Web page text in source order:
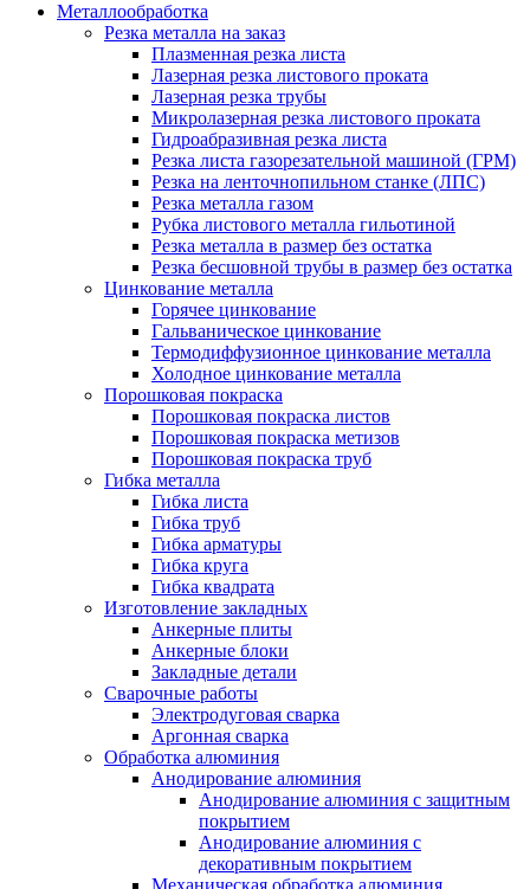
Металлообработка
Резка металла на заказ
Плазменная резка листа
Лазерная резка листового проката
Лазерная резка трубы
Микролазерная резка листового проката
Гидроабразивная резка листа
Резка листа газорезательной машиной (ГРМ)
Резка на ленточнопильном станке (ЛПС)
Резка металла газом
Рубка листового металла гильотиной
Резка металла в размер без остатка
Резка бесшовной трубы в размер без остатка
Цинкование металла
Горячее цинкование
Гальваническое цинкование
Термодиффузионное цинкование металла
Холодное цинкование металла
Порошковая покраска
Порошковая покраска листов
Порошковая покраска метизов
Порошковая покраска труб
Гибка металла
Гибка листа
Гибка труб
Гибка арматуры
Гибка круга
Гибка квадрата
Изготовление закладных
Анкерные плиты
Анкерные блоки
Закладные детали
Сварочные работы
Электродуговая сварка
Аргонная сварка
Обработка алюминия
Анодирование алюминия
Анодирование алюминия с защитным
покрытием
Анодирование алюминия с
декоративным покрытием
Механическая обработка алюминия